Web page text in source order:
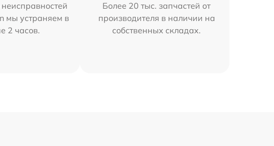
мы устраняем в
2 часов.
Более 20 тыс. запчастей от
производителя в наличии на
собственных складах.